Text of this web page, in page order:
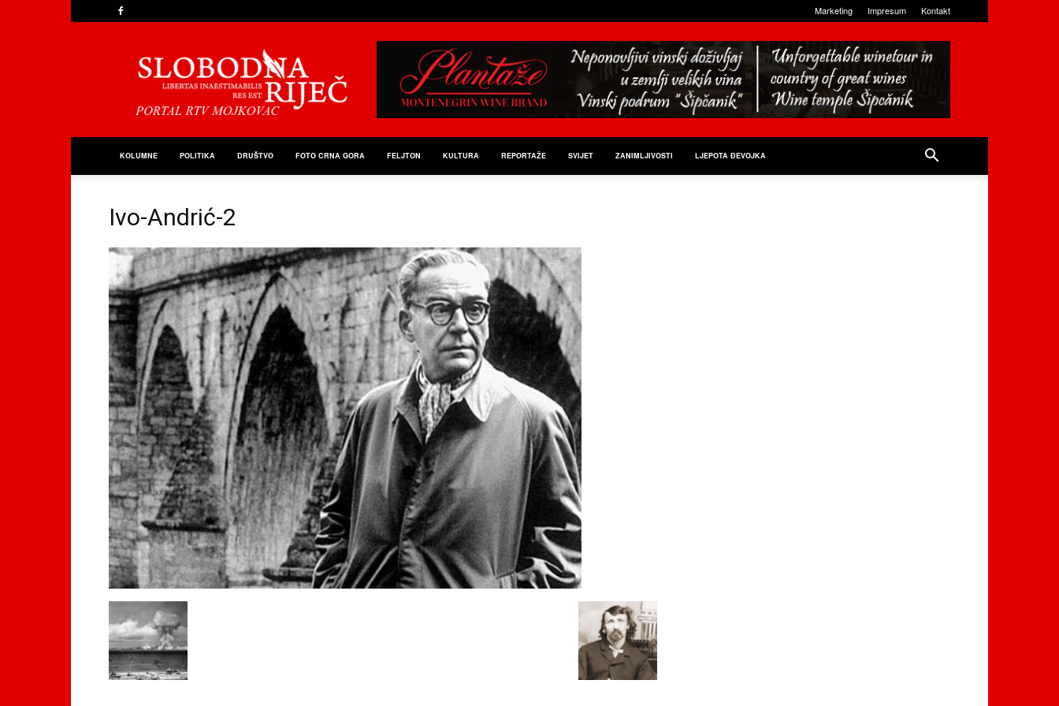
Marketing Impresum Kontakt
Riječ
KOLUMNE POLITIKA DRUŠTVO FOTO CRNA GORA FELJTON KULTURA REPORTAŽE SVIJET ZANIMLJIVOSTI LJEPOTA ĐEVOJKA
Ivo-Andrić-2